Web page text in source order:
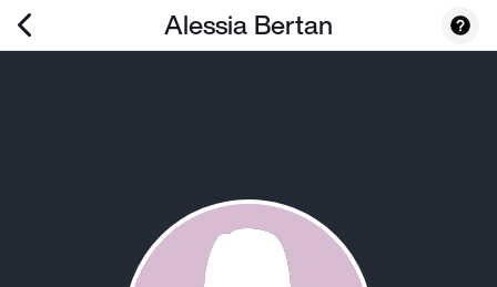
Alessia Bertan